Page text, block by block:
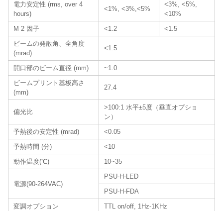
電力安定性 (rms, over 4
hours)
<1%, <3%,<5%
<3%, <5%,
<10%
M 2 因子
<1.2
<1.5
ビームの発散角、全角度
(mrad)
<1.5
開口部のビーム直径 (mm)
~1.0
ビームプリント基板高さ
(mm)
27.4
偏光比
>100:1 水平±5度（垂直オプショ
ン）
予熱後の安定性 (mrad)
<0.05
予熱時間 (分)
<10
動作温度(℃)
10~35
電源(90-264VAC)
PSU-H-LED
PSU-H-FDA
変調オプション
TTL on/off, 1Hz-1KHz